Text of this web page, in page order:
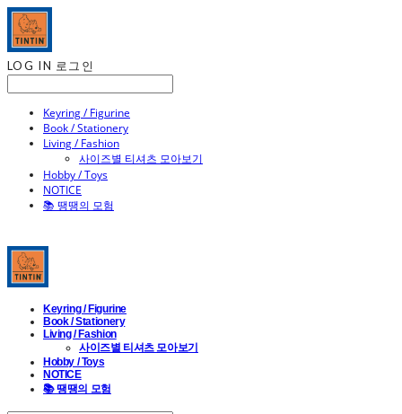
LOG IN 로그인
Keyring / Figurine
Book / Stationery
Living / Fashion
사이즈별 티셔츠 모아보기
Hobby / Toys
NOTICE
📚 땡땡의 모험
Keyring / Figurine
Book / Stationery
Living / Fashion
사이즈별 티셔츠 모아보기
Hobby / Toys
NOTICE
📚 땡땡의 모험